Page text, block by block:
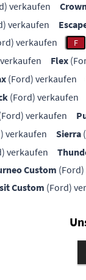
verkaufen
verkaufen
verkaufen F
Flex
(Ford) verkaufen
(Ford) verkaufen
verkaufen
verkaufen Sierra
verkaufen
Custom
Custom (Ford)